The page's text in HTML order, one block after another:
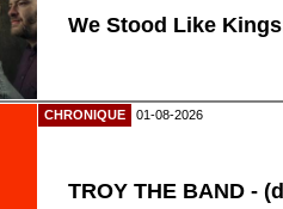
We Stood Like
CHRONIQUE 01-08-2026
TROY THE BAND -